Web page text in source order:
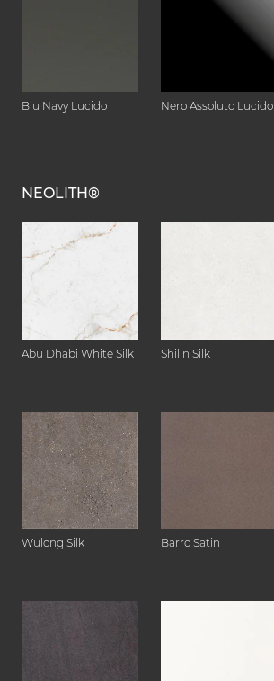
Blu Navy Lucido Nero Assoluto Lucido
NEOLITH®
Abu Dhabi White Silk Shilin Silk
Wulong Silk Barro Satin